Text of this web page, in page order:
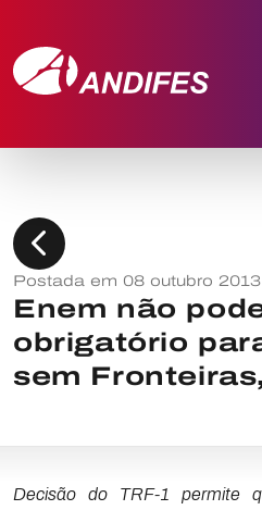
chevron_left
Postada em 08 outubro 2013
Enem não
obrigatório
sem
Decisão do TRF-1 permite